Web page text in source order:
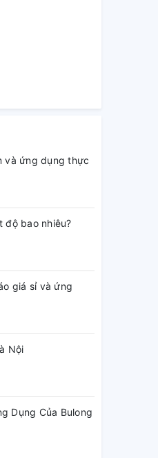
và ứng dụng thực
độ bao nhiêu?
giá sỉ và ứng
Nội
Dụng Của Bulong